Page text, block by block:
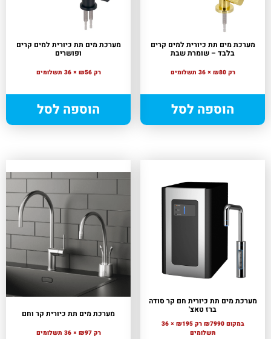
מערכת מים תת כיורית למים קרים
בלבד – שומרת שבת
רק ₪80 × 36 תשלומים
הוספה לסל
מערכת מים תת כיורית למים קרים
ופושרים
רק ₪56 × 36 תשלומים
הוספה לסל
מערכת מים תת כיורית חם קר סודה
ברז טאצ'
במקום ₪7990
רק ₪195 × 36
תשלומים
מערכת מים תת כיורית קר וחם
רק ₪97 × 36 תשלומים